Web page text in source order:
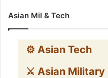
Asian Mil & Tech
⚙️ Asian Tech
⚔️ Asian Military